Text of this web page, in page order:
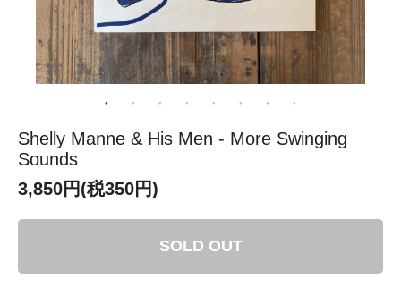
Shelly Manne & His Men - More Swinging
Sounds
3,850円(税350円)
SOLD OUT